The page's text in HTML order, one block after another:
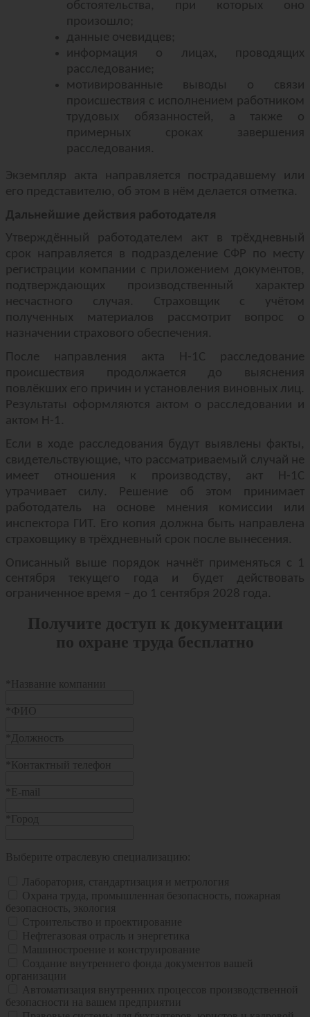
обстоятельства, при которых оно
произошло;
данные очевидцев;
информация о лицах, проводящих
расследование;
мотивированные выводы о связи
происшествия с исполнением работником
трудовых обязанностей, а также о
примерных сроках завершения
расследования.
Экземпляр акта направляется пострадавшему или
его представителю, об этом в нём делается отметка.
Дальнейшие действия работодателя
Утверждённый работодателем акт в трёхдневный
срок направляется в подразделение СФР по месту
регистрации компании с приложением документов,
подтверждающих производственный характер
несчастного случая. Страховщик с учётом
полученных материалов рассмотрит вопрос о
назначении страхового обеспечения.
После направления акта Н-1С расследование
происшествия продолжается до выяснения
повлёкших его причин и установления виновных лиц.
Результаты оформляются актом о расследовании и
актом Н-1.
Если в ходе расследования будут выявлены факты,
свидетельствующие, что рассматриваемый случай не
имеет отношения к производству, акт Н-1С
утрачивает силу. Решение об этом принимает
работодатель на основе мнения комиссии или
инспектора ГИТ. Его копия должна быть направлена
страховщику в трёхдневный срок после вынесения.
Описанный выше порядок начнёт применяться с 1
сентября текущего года и будет действовать
ограниченное время – до 1 сентября 2028 года.
Получите доступ к документации
по охране труда бесплатно
Название компании
ФИО
Должность
Контактный телефон
E-mail
Город
Выберите отраслевую специализацию:
Лаборатория, стандартизация и метрология
Охрана труда, промышленная безопасность, пожарная
безопасность, экология
Строительство и проектирование
Нефтегазовая отрасль и энергетика
Машиностроение и конструирование
Создание внутреннего фонда документов вашей
организации
Автоматизация внутренних процессов производственной
безопасности на вашем предприятии